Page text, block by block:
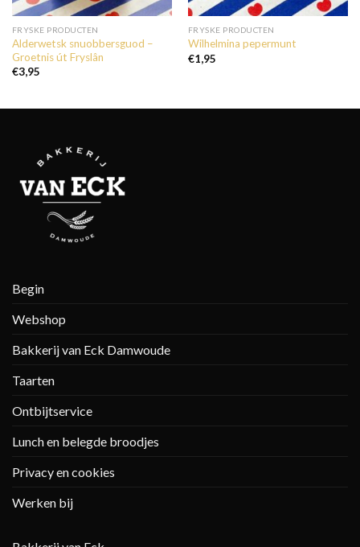
FRYSKE PRODUCTEN
Alderwetsk snuobbersguod –
Groetnis út Fryslân
€3,95
FRYSKE PRODUCTEN
Wilhelmina pepermunt
€1,95
Begin
Webshop
Bakkerij van Eck Damwoude
Taarten
Ontbijtservice
Lunch en belegde broodjes
Privacy en cookies
Werken bij